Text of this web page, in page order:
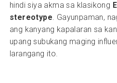
hindi siya akma sa klasikong
stereotype. Gayunpaman,
ang kanyang kapalaran sa
upang subukang maging
larangang ito.